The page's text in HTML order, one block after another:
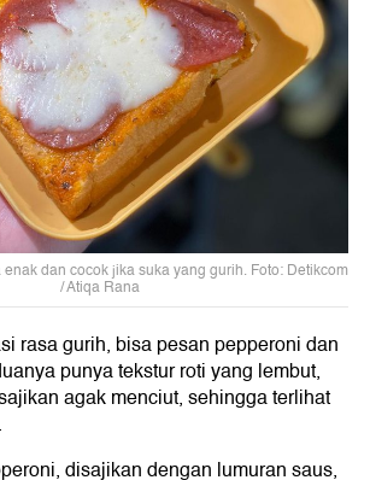
dan cocok jika suka yang gurih. Foto: Detikcom
/ Atiqa Rana
rasa gurih, bisa pesan pepperoni dan
punya tekstur roti yang lembut,
agak menciut, sehingga terlihat
disajikan dengan lumuran saus,